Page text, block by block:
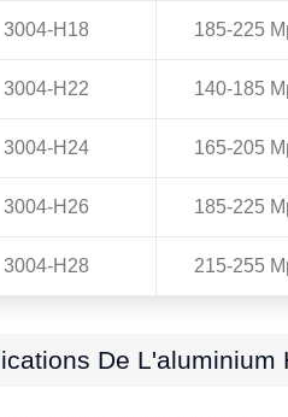
3004-H18 185-225
3004-H22 140-185
3004-H24 165-205
3004-H26 185-225
3004-H28 215-255
De L'aluminium